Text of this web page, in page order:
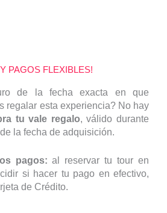
PAGOS FLEXIBLES!
de la fecha exacta en que
regalar esta experiencia? No hay
tu vale regalo, válido durante
la fecha de adquisición.
pagos: al reservar tu tour en
si hacer tu pago en efectivo,
de Crédito.